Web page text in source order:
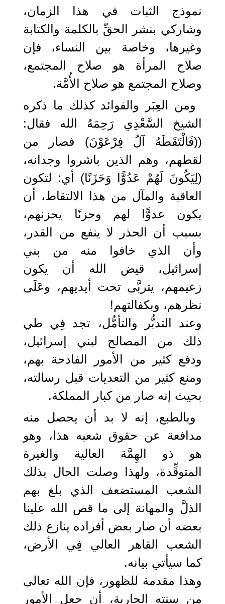
نموذج الثبات في هذا الزمان،
وشاركي بنشر الحقِّ بالكلمة والكتابة
وغيرها، وخاصة بين النساء، فإن
صلاح المرأة هو صلاح المجتمع،
وصلاح المجتمع هو صلاح الأُمَّة.
ومن العِبَر والفوائد كذلك ما ذكره
الشيخ السَّعْدِي رَحِمَهُ الله فقال:
((فَالْتَقَطَهُ آلُ فِرْعَوْنَ) فصار من
لقطهم، وهم الذين باشروا وجدانه،
(لِيَكُونَ لَهُمْ عَدُوًّا وَحَزَنًا) أي: لتكون
العاقبة والمآل من هذا الالتقاط، أن
يكون عدوًّا لهم وحزنًا يحزنهم،
بسبب أن الحذر لا ينفع من القدر،
وأن الذي خافوا منه من بني
إسرائيل، قيض الله أن يكون
زعيمهم، يتربَّى تحت أيديهم، وعَلَى
نظرهم، وبكفالتهم!
وعند التدبُّر والتأمُّل، تجد فِي طي
ذلك من المصالح لبني إسرائيل،
ودفع كثير من الأمور الفادحة بهم،
ومنع كثير من التعديات قبل رسالته،
بحيث إنه صار من كبار المملكة.
وبالطبع، إنه لا بد أن يحصل منه
مدافعة عن حقوق شعبه هذا، وهو
هو ذو الهِمَّة العالية والغيرة
المتوقِّدة، ولهذا وصلت الحال بذلك
الشعب المستضعف الذي بلغ بهم
الذلَّ والمهانة إلى ما قص الله علينا
بعضه أن صار بعض أفراده ينازع ذلك
الشعب القاهر العالي فِي الأرض،
كما سيأتي بيانه.
وهذا مقدمة للظهور، فإن الله تعالى
من سنته الجارية، أن جعل الأمور